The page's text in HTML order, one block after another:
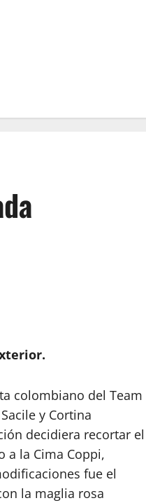
colombiano del Team
y Cortina
decidiera recortar el
a la Cima Coppi,
fue el
la maglia rosa